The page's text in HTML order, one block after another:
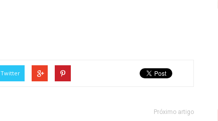
Twitter
Próximo artigo